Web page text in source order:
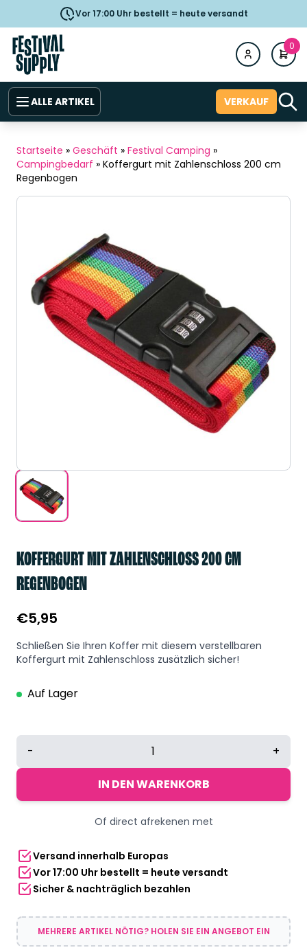
Vor 17:00 Uhr bestellt = heute versandt
0
ALLE ARTIKEL VERKAUF
Startseite » Geschäft » Festival Camping »
Campingbedarf » Koffergurt mit Zahlenschloss 200 cm
Regenbogen
KOFFERGURT MIT ZAHLENSCHLOSS 200 CM
REGENBOGEN
€5,95
Schließen Sie Ihren Koffer mit diesem verstellbaren
Koffergurt mit Zahlenschloss zusätzlich sicher!
Auf Lager
Koffergurt
Zahlenschloss
- +
IN DEN WARENKORB
Of direct afrekenen met
Versand innerhalb Europas
Vor 17:00 Uhr bestellt = heute versandt
Sicher & nachträglich bezahlen
MEHRERE ARTIKEL NÖTIG? HOLEN SIE EIN ANGEBOT EIN